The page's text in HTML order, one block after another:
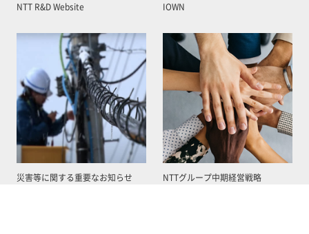
NTT R&D Website IOWN
災害等に関する重要なお知らせ NTTグループ中期経営戦略